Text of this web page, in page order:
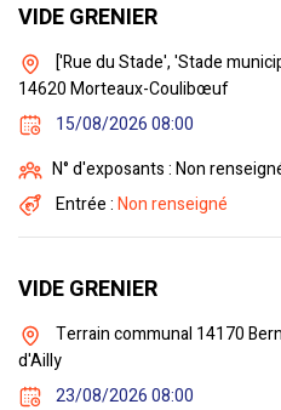
VIDE GRENIER
['Rue du Stade', 'Stade
14620 Morteaux-Coulibœuf
15/08/2026 08:00
N° d'exposants : Non
Entrée :Non renseigné
VIDE GRENIER
Terrain communal 14170
d'Ailly
23/08/2026 08:00